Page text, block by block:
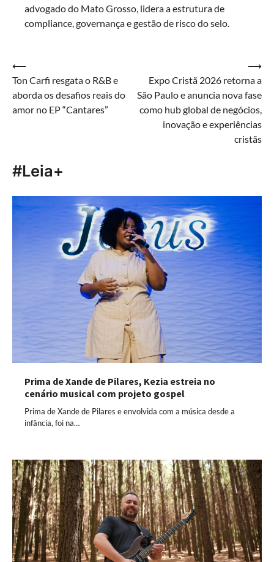
advogado do Mato Grosso, lidera a estrutura de
compliance, governança e gestão de risco do selo.
Navegação
de
Post
⟵
Ton Carfi resgata o R&B e
aborda os desafios reais do
amor no EP “Cantares”
Expo Cristã 2026 retorna a
São Paulo e anuncia nova fase
como hub global de negócios,
inovação e experiências
cristãs
⟶
#Leia+
Prima de Xande de Pilares, Kezia estreia no
cenário musical com projeto gospel
Prima de Xande de Pilares e envolvida com a música desde a
infância, foi na…